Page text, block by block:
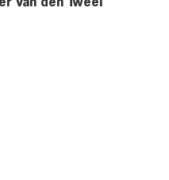
Van den Tweel